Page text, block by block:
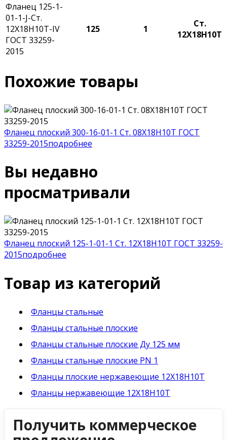
Фланец 125-1-
01-1-J-Ст.
12Х18Н10Т-IV
ГОСТ 33259-
2015
125 1
Ст.
12Х18Н10Т
Похожие товары
Фланец плоский 300-16-01-1 Ст. 08Х18Н10Т ГОСТ
33259-2015подробнее
Вы недавно
просматривали
Фланец плоский 125-1-01-1 Ст. 12Х18Н10Т ГОСТ 33259-
2015подробнее
Товар из категорий
Фланцы стальные
Фланцы стальные плоские
Фланцы стальные плоские Ду 125 мм
Фланцы стальные плоские PN 1
Фланцы плоские нержавеющие 12Х18Н10Т
Фланцы нержавеющие 12Х18Н10Т
Получить коммерческое